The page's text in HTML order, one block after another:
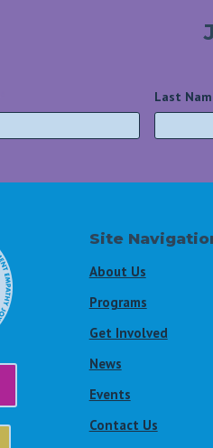
Last
Site
About Us
Programs
Get Involved
News
Events
Contact Us